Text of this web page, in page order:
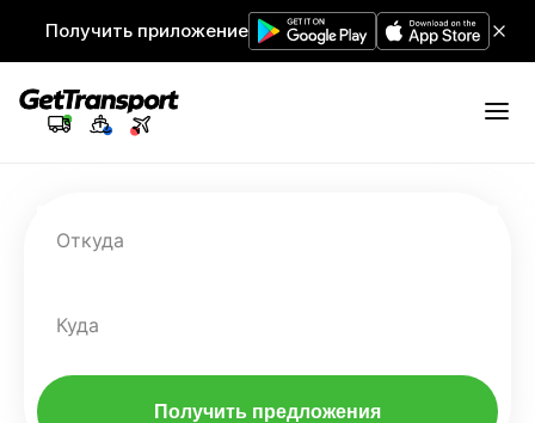
Получить приложение
Откуда
Куда
Получить предложения